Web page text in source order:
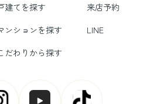
建てを探す
来店予約
ンションを探す
LINE
だわりから探す